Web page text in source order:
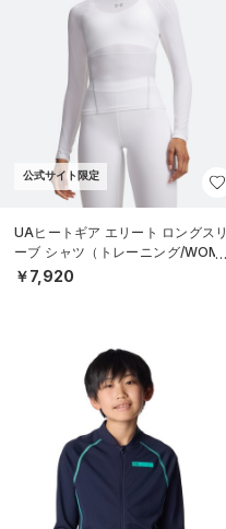
公式サイト限定
UAヒートギア エリート ロングスリ
ーブ シャツ（トレーニング/WOME
N）
￥7,920